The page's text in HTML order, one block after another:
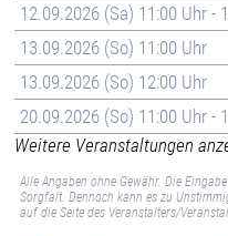
12.09.2026 (Sa) 11:00 Uhr -
13.09.2026 (So) 11:00 Uhr
13.09.2026 (So) 12:00 Uhr
20.09.2026 (So) 11:00 Uhr -
Weitere Veranstaltungen
Alle Angaben ohne Gewähr. Die
Sorgfalt. Dennoch kann es zu
auf die Seite des Veranstalters/